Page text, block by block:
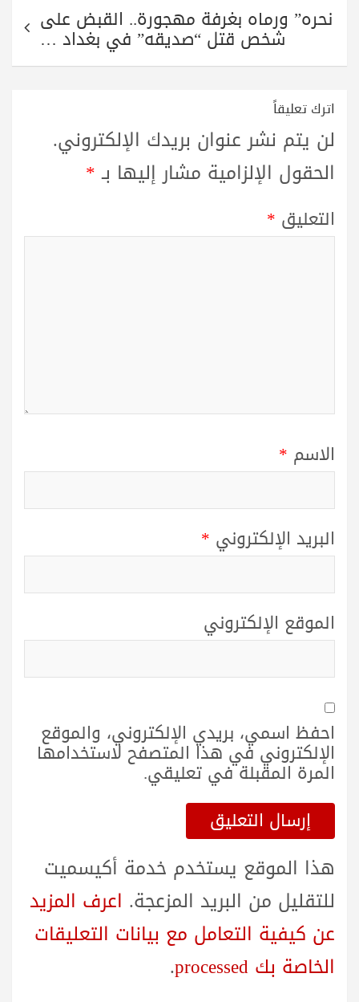
نحره” ورماه بغرفة مهجورة.. القبض على
شخص قتل “صديقه” في بغداد …
اترك تعليقاً
لن يتم نشر عنوان بريدك الإلكتروني.
الحقول الإلزامية مشار إليها بـ*
التعليق *
الاسم *
البريد الإلكتروني *
الموقع الإلكتروني
احفظ اسمي، بريدي الإلكتروني، والموقع
الإلكتروني في هذا المتصفح لاستخدامها
المرة المقبلة في تعليقي.
هذا الموقع يستخدم خدمة أكيسميت
للتقليل من البريد المزعجة. اعرف المزيد
عن كيفية التعامل مع بيانات التعليقات
الخاصة بك processed
.